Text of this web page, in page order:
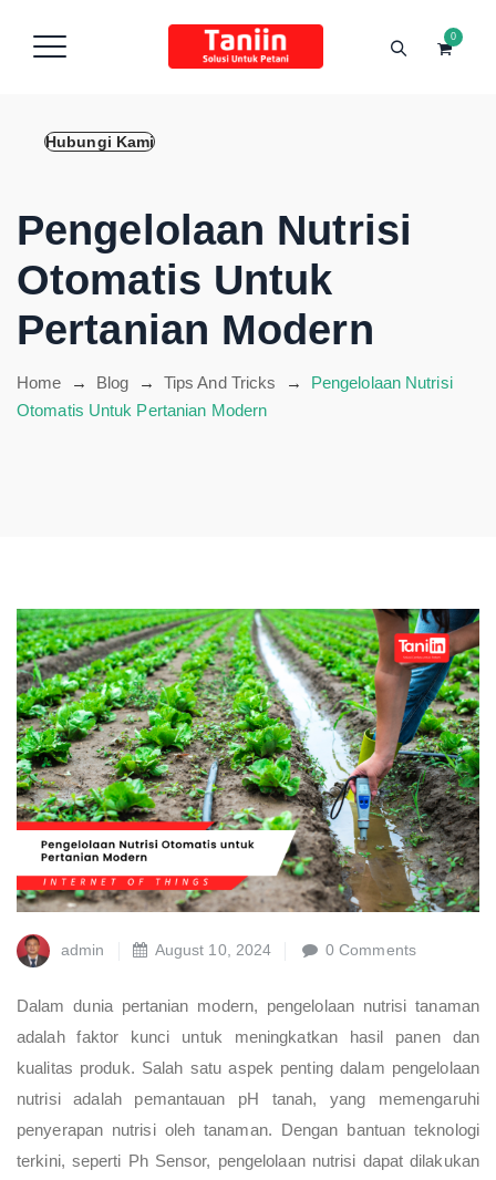
Hubungi Kami
0
Pengelolaan Nutrisi
Otomatis Untuk
Pertanian Modern
Home → Blog → Tips And Tricks → Pengelolaan Nutrisi
Otomatis Untuk Pertanian Modern
admin August 10, 2024 0 Comments
Dalam dunia pertanian modern, pengelolaan nutrisi tanaman
adalah faktor kunci untuk meningkatkan hasil panen dan
kualitas produk. Salah satu aspek penting dalam pengelolaan
nutrisi adalah pemantauan pH tanah, yang memengaruhi
penyerapan nutrisi oleh tanaman. Dengan bantuan teknologi
terkini, seperti Ph Sensor, pengelolaan nutrisi dapat dilakukan